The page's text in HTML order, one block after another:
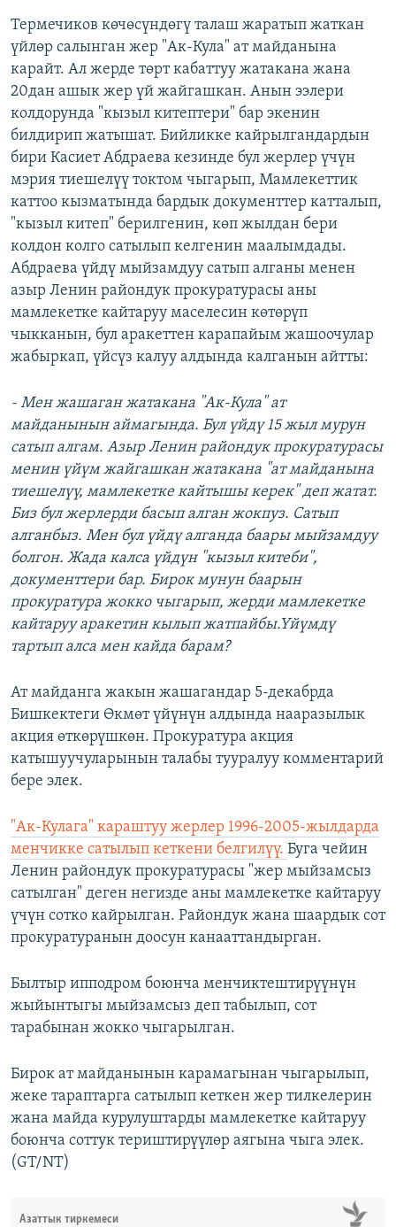
Термечиков көчөсүндөгү талаш жаратып жаткан
үйлөр салынган жер "Ак-Кула" ат майданына
карайт. Ал жерде төрт кабаттуу жатакана жана
20дан ашык жер үй жайгашкан. Анын ээлери
колдорунда "кызыл китептери" бар экенин
билдирип жатышат. Бийликке кайрылгандардын
бири Касиет Абдраева кезинде бул жерлер үчүн
мэрия тиешелүү токтом чыгарып, Мамлекеттик
каттоо кызматында бардык документтер катталып,
"кызыл китеп" берилгенин, көп жылдан бери
колдон колго сатылып келгенин маалымдады.
Абдраева үйдү мыйзамдуу сатып алганы менен
азыр Ленин райондук прокуратурасы аны
мамлекетке кайтаруу маселесин көтөрүп
чыкканын, бул аракеттен карапайым жашоочулар
жабыркап, үйсүз калуу алдында калганын айтты:
- Мен жашаган жатакана "Ак-Кула" ат
майданынын аймагында. Бул үйдү 15 жыл мурун
сатып алгам. Азыр Ленин райондук прокуратурасы
менин үйүм жайгашкан жатакана "ат майданына
тиешелүү, мамлекетке кайтышы керек" деп жатат.
Биз бул жерлерди басып алган жокпуз. Сатып
алганбыз. Мен бул үйдү алганда баары мыйзамдуу
болгон. Жада калса үйдүн "кызыл китеби",
документтери бар. Бирок мунун баарын
прокуратура жокко чыгарып, жерди мамлекетке
кайтаруу аракетин кылып жатпайбы.Үйүмдү
тартып алса мен кайда барам?
Ат майданга жакын жашагандар 5-декабрда
Бишкектеги Өкмөт үйүнүн алдында нааразылык
акция өткөрүшкөн. Прокуратура акция
катышуучуларынын талабы тууралуу комментарий
бере элек.
"Ак-Кулага" караштуу жерлер 1996-2005-жылдарда
менчикке сатылып кеткени белгилүү. Буга чейин
Ленин райондук прокуратурасы "жер мыйзамсыз
сатылган" деген негизде аны мамлекетке кайтаруу
үчүн сотко кайрылган. Райондук жана шаардык сот
прокуратуранын доосун канааттандырган.
Былтыр ипподром боюнча менчиктештирүүнүн
жыйынтыгы мыйзамсыз деп табылып, сот
тарабынан жокко чыгарылган.
Бирок ат майданынын карамагынан чыгарылып,
жеке тараптарга сатылып кеткен жер тилкелерин
жана майда курулуштарды мамлекетке кайтаруу
боюнча соттук териштирүүлөр аягына чыга элек.
(GT/NT)
Азаттык тиркемеси